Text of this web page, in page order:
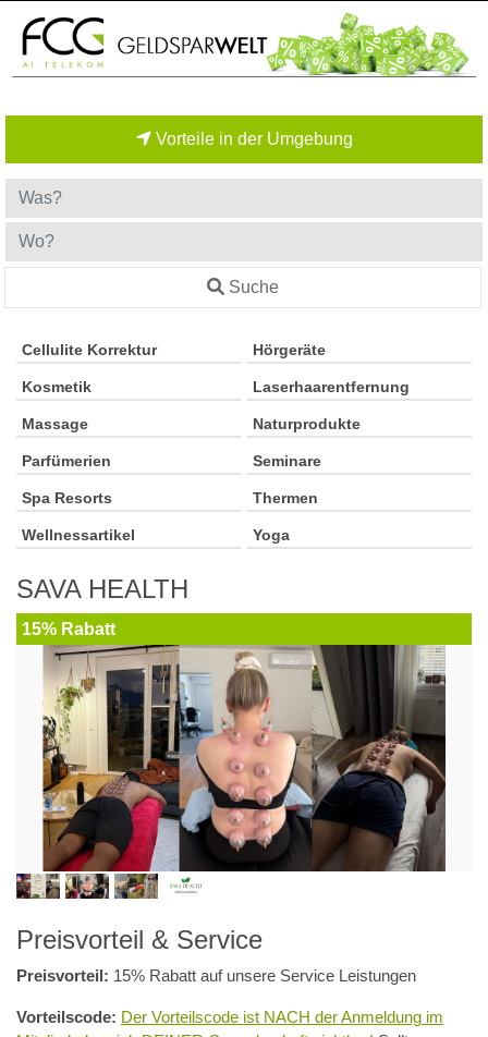
Vorteile in der Umgebung
Suche
Cellulite Korrektur Hörgeräte
Kosmetik Laserhaarentfernung
Massage Naturprodukte
Parfümerien Seminare
Spa Resorts Thermen
Wellnessartikel Yoga
SAVA HEALTH
15% Rabatt
Preisvorteil & Service
Preisvorteil: 15% Rabatt auf unsere Service Leistungen
Vorteilscode: Der Vorteilscode ist NACH der Anmeldung im